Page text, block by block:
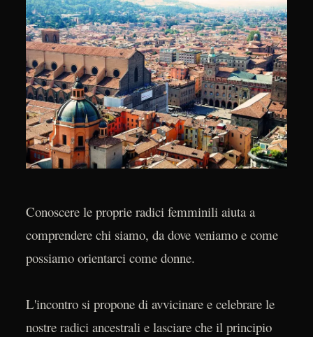
Conoscere le proprie radici femminili aiuta a
comprendere chi siamo, da dove veniamo e come
possiamo orientarci come donne.
L'incontro si propone di avvicinare e celebrare le
nostre radici ancestrali e lasciare che il principio